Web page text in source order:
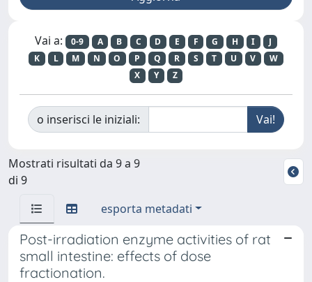
Vai a: 0-9 A B C D E F G H I
J
K
L M N O P Q R S T U V
W
X
Y Z
o inserisci le iniziali:
Mostrati risultati da 9 a 9
di 9
esporta metadati
Post-irradiation enzyme activities of rat
small intestine: effects of dose
fractionation.